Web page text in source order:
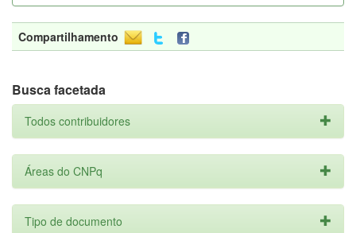
Compartilhamento
Busca facetada
Todos contribuidores
Áreas do CNPq
Tipo de documento